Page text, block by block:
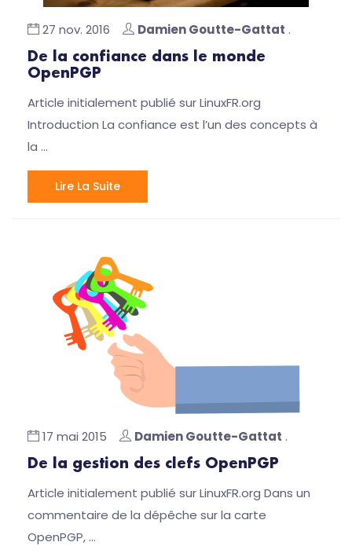
27 nov. 2016 Damien Goutte-Gattat .
De la confiance dans le monde
OpenPGP
Article initialement publié sur LinuxFR.org
Introduction La confiance est l’un des concepts à
la …
Lire La Suite
17 mai 2015 Damien Goutte-Gattat .
De la gestion des clefs OpenPGP
Article initialement publié sur LinuxFR.org Dans un
commentaire de la dépêche sur la carte
OpenPGP, …